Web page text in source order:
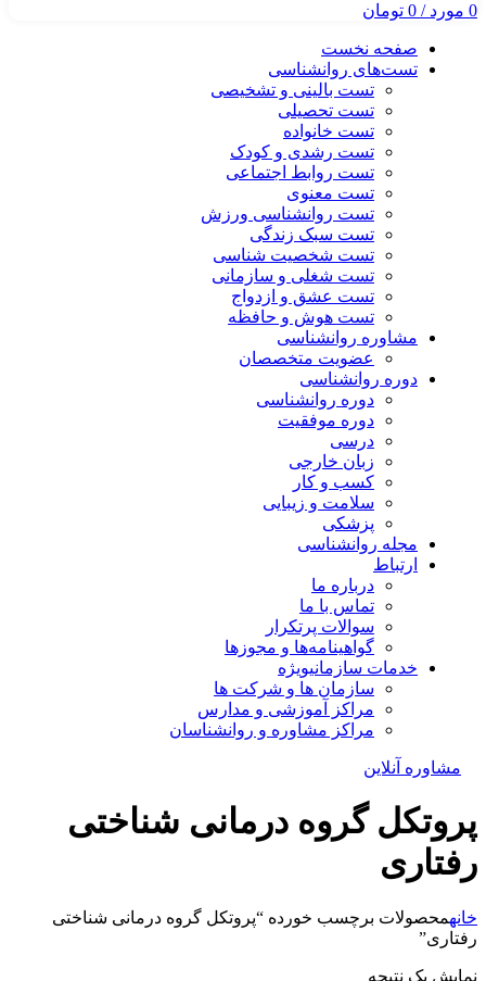
0 مورد/
0 تومان
صفحه نخست
تست‌های روانشناسی
تست بالینی و تشخیصی
تست تحصیلی
تست خانواده
تست رشدی و کودک
تست روابط اجتماعی
تست معنوی
تست روانشناسی ورزش
تست سبک زندگی
تست شخصیت شناسی
تست شغلی و سازمانی
تست عشق و ازدواج
تست هوش و حافظه
مشاوره روانشناسی
عضویت متخصصان
دوره روانشناسی
دوره روانشناسی
دوره موفقیت
درسی
زبان خارجی
کسب و کار
سلامت و زیبایی
پزشکی
مجله روانشناسی
ارتباط
درباره ما
تماس با ما
سوالات پرتکرار
گواهینامه‌ها و مجوزها
خدمات سازمانیویژه
سازمان ها و شرکت ها
مراکز آموزشی و مدارس
مراکز مشاوره و روانشناسان
مشاوره آنلاین
پروتکل گروه درمانی شناختی
رفتاری
خانهمحصولات برچسب خورده “پروتکل گروه درمانی شناختی
رفتاری”
نمایش یک نتیجه